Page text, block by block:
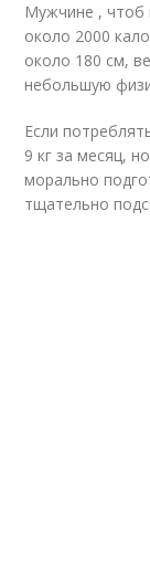
Мужчине , чтоб
около 2000
около 180 см,
небольшую
Если
9 кг за месяц,
морально
тщательно